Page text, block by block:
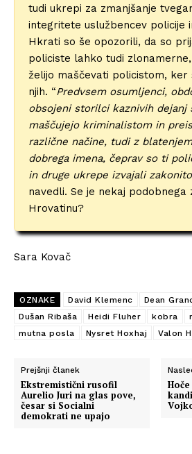
tudi ukrepi za zmanjšanje
integritete uslužbencev policije
Hkrati so še opozorili, da so
policiste lahko tudi
želijo maščevati policistom,
njih. “Predvsem osumljenci,
obsojeni storilci kaznivih dejanj
maščujejo kriminalistom in
različne načine, tudi z
dobrega imena, čeprav so ti
in druge ukrepe izvajali
navedli. Se je nekaj podobnega
Hrovatinu?
Sara Kovač
OZNAKE David Klemenc Dean
Dušan Ribaša
Heidi Fluher kobra
mutna posla
Nysret Hoxhaj Valon
Prejšnji članek
Ekstremistični rusofil
Aurelio Juri na glas pove,
česar si Socialni
demokrati ne upajo